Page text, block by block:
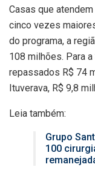
Casas que
cinco vezes
do programa, a
108 milhões. Para
repassados R$ 74
Ituverava, R$ 9,8
Leia também:
Grupo
100